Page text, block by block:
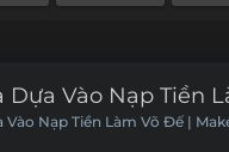
Dựa Vào Nạp Tiền
Vào Nạp Tiền Làm Võ Đế |